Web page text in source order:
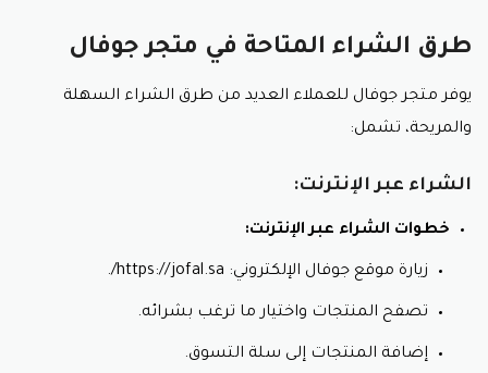
طرق الشراء المتاحة في متجر جوفال
يوفر متجر جوفال للعملاء العديد من طرق الشراء السهلة
والمريحة، تشمل:
الشراء عبر الإنترنت:
خطوات الشراء عبر الإنترنت:
زيارة موقع جوفال الإلكتروني: https://jofal.sa/.
تصفح المنتجات واختيار ما ترغب بشرائه.
إضافة المنتجات إلى سلة التسوق.